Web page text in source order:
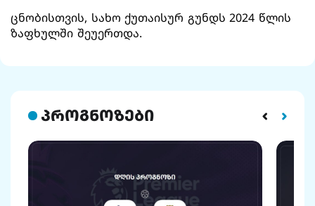
ცნობისთვის, სახო ქუთაისურ გუნდს 2024 წლის
ზაფხულში შეუერთდა.
პროგნოზები